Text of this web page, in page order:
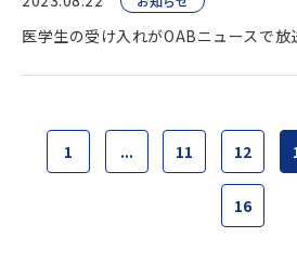
医学生の受け入れがOABニュースで放
1 ... 11 12
16